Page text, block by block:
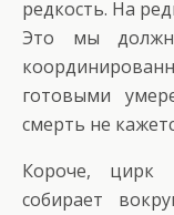
редкость. На
Это мы
готовыми
смерть не
Короче, цирк
собирает